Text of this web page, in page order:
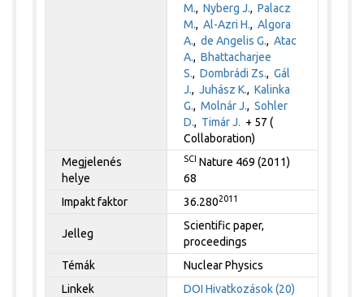
M.,Nyberg J.,Palacz
M.,Al-Azri H.,Algora
A.,de Angelis G.,Atac
A.,Bhattacharjee
S.,Dombrádi Zs.,Gál
J.,Juhász K.,Kalinka
G.,Molnár J.,Sohler
D., Timár J. + 57 (
Collaboration)
Megjelenés
helye
SCI Nature 469 (2011)
68
Impakt faktor
36.2802011
Jelleg
Scientific paper,
proceedings
Témák
Nuclear Physics
Linkek
DOI Hivatkozások (20)